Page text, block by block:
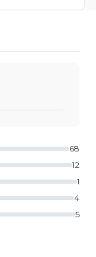
68
12
1
4
5